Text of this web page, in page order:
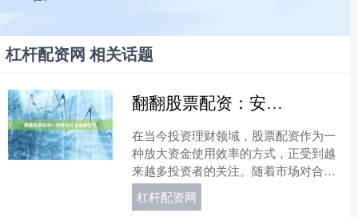
杠杆配资网 相关话题
翻翻股票配资：安全杠杆资金新选择
在当今投资理财领域，股票配资作为一
种放大资金使用效率的方式，正受到越
来越多投资者的关注。随着市场对合规
性和安全性的要求不断提高，翻翻股票
配资凭借其透明的运营模式....
杠杆配资网